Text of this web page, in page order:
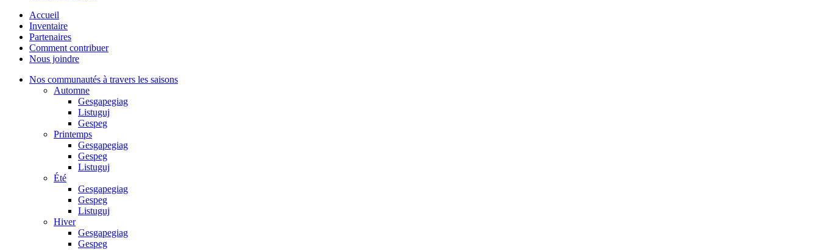
Accueil
Inventaire
Partenaires
Comment contribuer
Nous joindre
Nos communautés à travers les saisons
Automne
Gesgapegiag
Listuguj
Gespeg
Printemps
Gesgapegiag
Gespeg
Listuguj
Été
Gesgapegiag
Gespeg
Listuguj
Hiver
Gesgapegiag
Gespeg